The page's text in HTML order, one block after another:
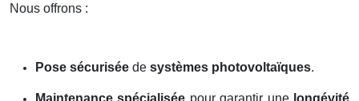
Nous offrons :
Pose sécurisée de systèmes photovoltaïques.
Maintenance spécialisée pour garantir une longévité